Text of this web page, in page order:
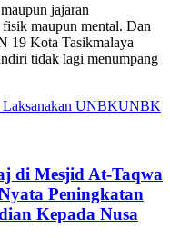
jajaran
maupun mental. Dan
19 Kota Tasikmalaya
tidak lagi menumpang
Laksanakan UNBKUNBK
di Mesjid At-Taqwa
Peningkatan
Kepada Nusa